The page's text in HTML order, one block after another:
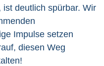
deutlich spürbar. Wir
Impulse setzen
diesen Weg